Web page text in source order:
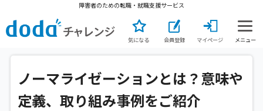
障害者のための転職・就職支援サービス
気になる 会員登録 マイページ メニュー
ノーマライゼーションとは？意味や
定義、取り組み事例をご紹介